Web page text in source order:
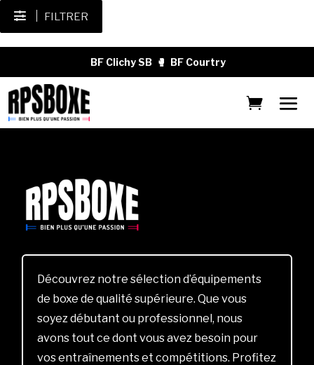
FILTRER
BF Clichy SB 🥊 BF Courtry
Découvrez notre sélection d’équipements
de boxe de qualité supérieure. Que vous
soyez débutant ou professionnel, nous
avons tout ce dont vous avez besoin pour
vos entraînements et compétitions. Profitez